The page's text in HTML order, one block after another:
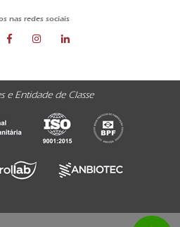
nas redes sociais
e Entidade de Classe